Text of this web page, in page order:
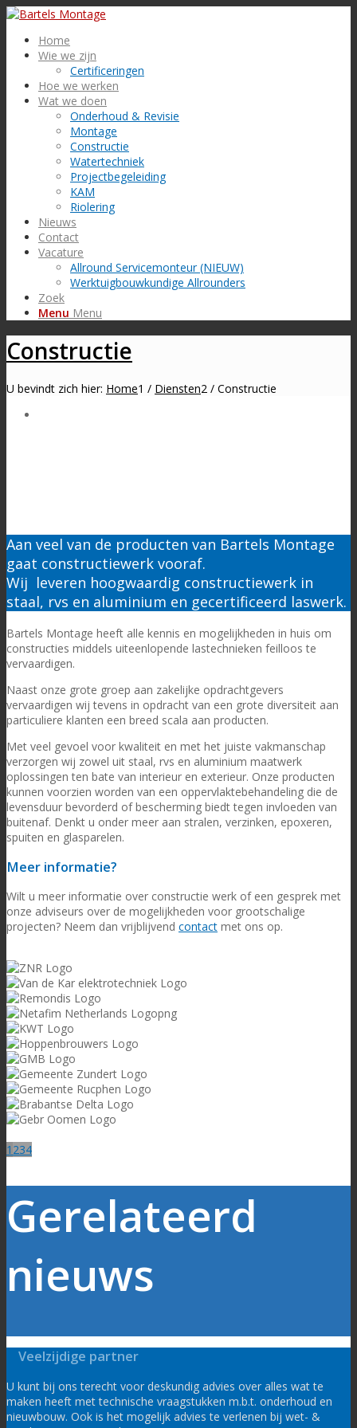
Home
Wie we zijn
Certificeringen
Hoe we werken
Wat we doen
Onderhoud & Revisie
Montage
Constructie
Watertechniek
Projectbegeleiding
KAM
Riolering
Nieuws
Contact
Vacature
Allround Servicemonteur (NIEUW)
Werktuigbouwkundige Allrounders
Zoek
Menu Menu
Constructie
U bevindt zich hier: Home1 / Diensten2 / Constructie
Aan veel van de producten van Bartels Montage
gaat constructiewerk vooraf.
Wij leveren hoogwaardig constructiewerk in
staal, rvs en aluminium en gecertificeerd laswerk.
Bartels Montage heeft alle kennis en mogelijkheden in huis om
constructies middels uiteenlopende lastechnieken feilloos te
vervaardigen.
Naast onze grote groep aan zakelijke opdrachtgevers
vervaardigen wij tevens in opdracht van een grote diversiteit aan
particuliere klanten een breed scala aan producten.
Met veel gevoel voor kwaliteit en met het juiste vakmanschap
verzorgen wij zowel uit staal, rvs en aluminium maatwerk
oplossingen ten bate van interieur en exterieur. Onze producten
kunnen voorzien worden van een oppervlaktebehandeling die de
levensduur bevorderd of bescherming biedt tegen invloeden van
buitenaf. Denkt u onder meer aan stralen, verzinken, epoxeren,
spuiten en glasparelen.
Meer informatie?
Wilt u meer informatie over constructie werk of een gesprek met
onze adviseurs over de mogelijkheden voor grootschalige
projecten? Neem dan vrijblijvend contact met ons op.
1 234
Gerelateerd
nieuws
Veelzijdige partner
U kunt bij ons terecht voor deskundig advies over alles wat te
maken heeft met technische vraagstukken m.b.t. onderhoud en
nieuwbouw. Ook is het mogelijk advies te verlenen bij wet- &